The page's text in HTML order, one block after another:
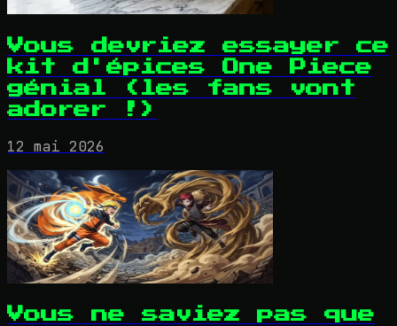
Vous devriez essayer ce
kit d'épices One Piece
génial (les fans vont
adorer !)
12 mai 2026
Vous ne saviez pas que